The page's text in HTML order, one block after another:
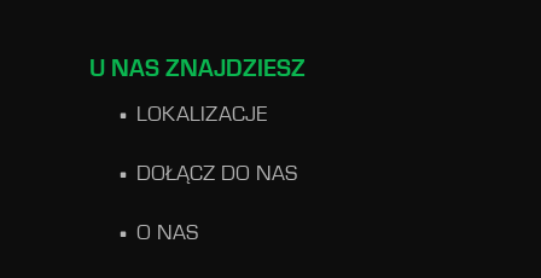
U NAS ZNAJDZIESZ
LOKALIZACJE
DOŁĄCZ DO NAS
O NAS